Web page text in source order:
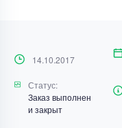
14.10.2017
Статус:
Заказ выполнен
и закрыт